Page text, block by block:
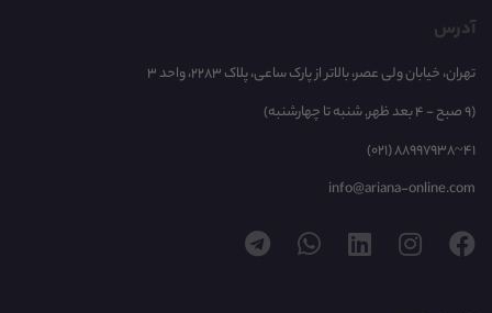
آدرس
تهران، خیابان ولی عصر، بالاتر از پارک ساعی، پلاک 2283، واحد 3
(9 صبح - 4 بعد ظهر, شنبه تا چهارشنبه)
(021) 88997938~41
info@ariana-online.com